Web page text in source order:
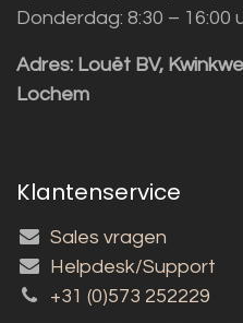
Donderdag: 8:30 – 16:00
Adres: Louët BV,
Lochem
Klantenservice
Sales vragen
Helpdesk/Support
+31 (0)573 252229